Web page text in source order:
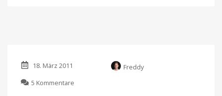
18. März 2011
Freddy
5 Kommentare